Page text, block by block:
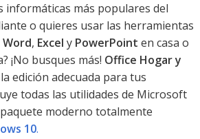
informáticas más populares del
o quieres usar las herramientas
Word, Excel y PowerPoint en casa o
¡No busques más! Office Hogar y
edición adecuada para tus
todas las utilidades de Microsoft
moderno totalmente
10.